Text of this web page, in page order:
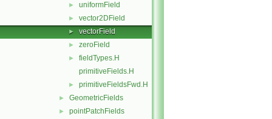
► uniformField
► vector2DField
► vectorField
► zeroField
►
fieldTypes.H
primitiveFields.H
► primitiveFieldsFwd.H
► GeometricFields
► pointPatchFields